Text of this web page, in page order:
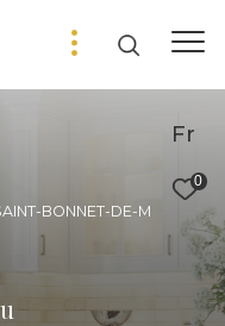
Fr
0
BONNET-DE-M